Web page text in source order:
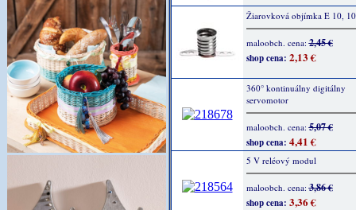
Žiarovková objímka E 10,
maloobch. cena:2,45 €
shop cena: 2,13 €
360° kontinuálny digitálny
servomotor
maloobch. cena:5,07 €
shop cena: 4,41 €
5 V reléový modul
maloobch. cena:3,86 €
shop cena: 3,36 €